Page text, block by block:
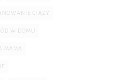
CIĄŻY
W DOMU
MAMA